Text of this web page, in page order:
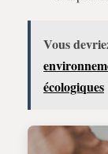
Vous
écologiques